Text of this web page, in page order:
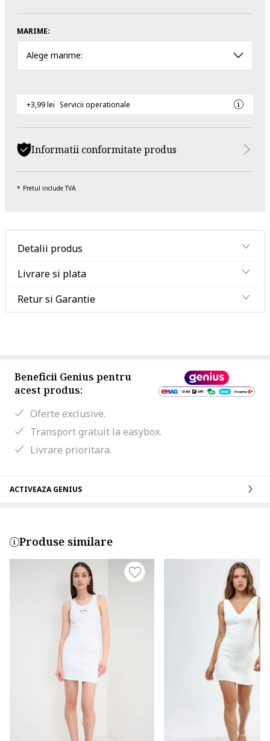
MARIME:
Alege marime:
+3,99 lei Servicii operationale
Informatii conformitate produs
Pretul include TVA.
Detalii produs
Livrare si plata
Retur si Garantie
Beneficii Genius pentru
acest produs:
Oferte exclusive.
Transport gratuit la easybox.
Livrare prioritara.
ACTIVEAZA GENIUS
Produse similare